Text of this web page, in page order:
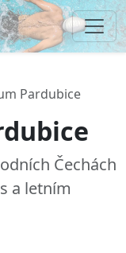
Pardubice
Čechách
a letním